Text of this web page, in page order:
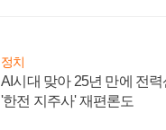
정치
AI시대 맞아 25년 만에 전
'한전 지주사' 재편론도